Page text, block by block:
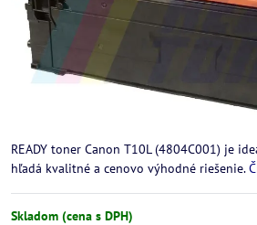
READY toner Canon T10L (4804C001) je
hľadá kvalitné a cenovo výhodné riešenie.
Skladom (cena s DPH)